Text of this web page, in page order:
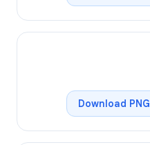
Download PNG